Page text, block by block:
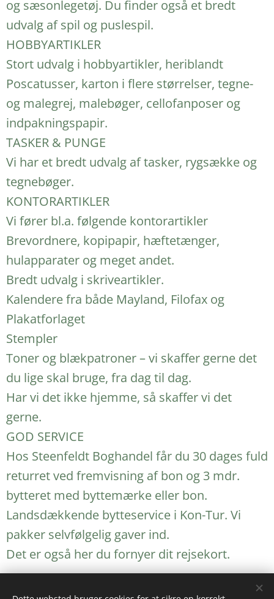
og sæsonlegetøj. Du finder også et bredt
udvalg af spil og puslespil.
HOBBYARTIKLER
Stort udvalg i hobbyartikler, heriblandt
Poscatusser, karton i flere størrelser, tegne-
og malegrej, malebøger, cellofanposer og
indpakningspapir.
TASKER & PUNGE
Vi har et bredt udvalg af tasker, rygsække og
tegnebøger.
KONTORARTIKLER
Vi fører bl.a. følgende kontorartikler
Brevordnere, kopipapir, hæftetænger,
hulapparater og meget andet.
Bredt udvalg i skriveartikler.
Kalendere fra både Mayland, Filofax og
Plakatforlaget
Stempler
Toner og blækpatroner – vi skaffer gerne det
du lige skal bruge, fra dag til dag.
Har vi det ikke hjemme, så skaffer vi det
gerne.
GOD SERVICE
Hos Steenfeldt Boghandel får du 30 dages fuld
returret ved fremvisning af bon og 3 mdr.
bytteret med byttemærke eller bon.
Landsdækkende bytteservice i Kon-Tur. Vi
pakker selvfølgelig gaver ind.
Det er også her du fornyer dit rejsekort.